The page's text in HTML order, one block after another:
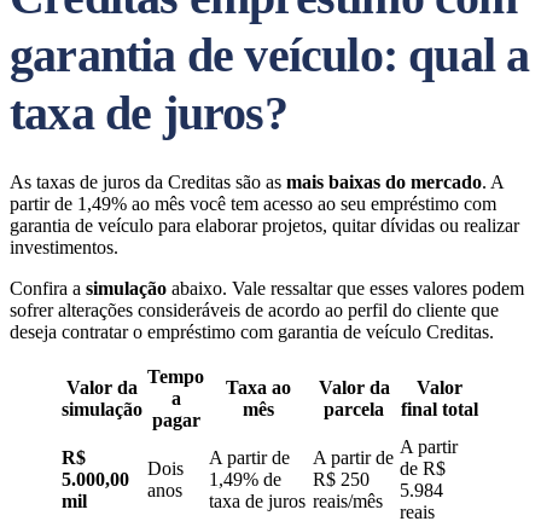
garantia de veículo: qual a
taxa de juros?
As taxas de juros da Creditas são as mais baixas do mercado. A
partir de 1,49% ao mês você tem acesso ao seu empréstimo com
garantia de veículo para elaborar projetos, quitar dívidas ou realizar
investimentos.
Confira a simulação abaixo. Vale ressaltar que esses valores podem
sofrer alterações consideráveis de acordo ao perfil do cliente que
deseja contratar o empréstimo com garantia de veículo Creditas.
Valor da
simulação
Tempo
a
pagar
Taxa ao
mês
Valor da
parcela
Valor
final total
R$
5.000,00
mil
Dois
anos
A partir de
1,49% de
taxa de juros
A partir de
R$ 250
reais/mês
A partir
de R$
5.984
reais